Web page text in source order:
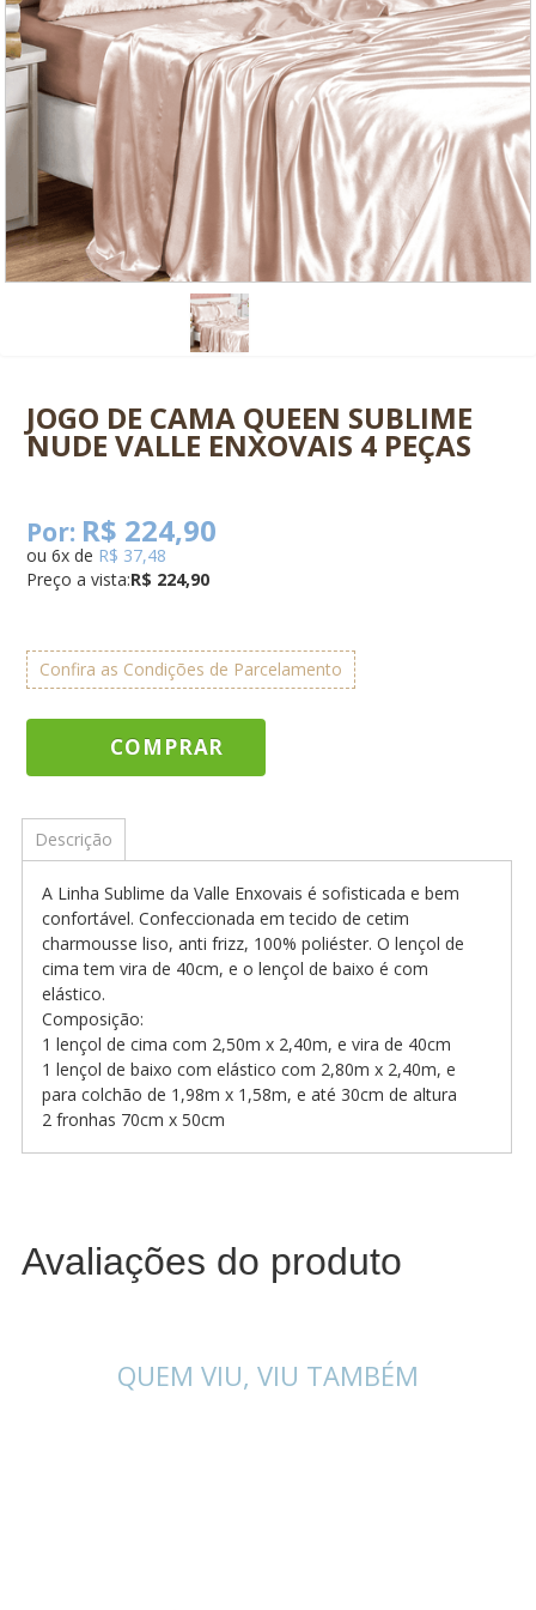
JOGO DE CAMA QUEEN SUBLIME
NUDE VALLE ENXOVAIS 4 PEÇAS
Por: R$ 224,90
ou6x de R$ 37,48
Preço a vista:R$ 224,90
Confira as Condições de Parcelamento
COMPRAR
Descrição
A Linha Sublime da Valle Enxovais é sofisticada e bem
confortável. Confeccionada em tecido de cetim
charmousse liso, anti frizz, 100% poliéster. O lençol de
cima tem vira de 40cm, e o lençol de baixo é com
elástico.
Composição:
1 lençol de cima com 2,50m x 2,40m, e vira de 40cm
1 lençol de baixo com elástico com 2,80m x 2,40m, e
para colchão de 1,98m x 1,58m, e até 30cm de altura
2 fronhas 70cm x 50cm
Avaliações do produto
QUEM VIU, VIU TAMBÉM